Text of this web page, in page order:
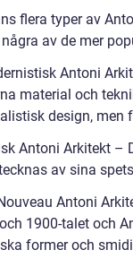
flera typer av
av de mer
Antoni
material och
design, men
Antoni Arkitekt –
av sina
Antoni
1900-talet och
former och